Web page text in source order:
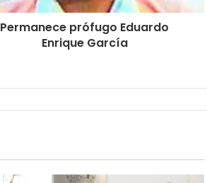
Permanece prófugo Eduardo
Enrique García